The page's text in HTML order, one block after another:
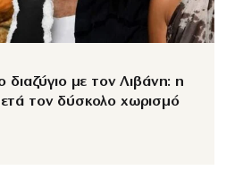
διαζύγιο με τον Λιβάνη: η
τον δύσκολο χωρισμό